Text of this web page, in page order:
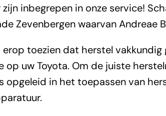
inbegrepen in onze service!
Zevenbergen waarvan Andreae
erop toezien dat herstel
op uw Toyota. Om de juiste
opgeleid in het toepassen van